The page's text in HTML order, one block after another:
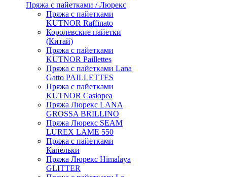
Пряжа с пайетками / Люрекс
Пряжа с пайетками
KUTNOR Raffinato
Королевские пайетки
(Китай)
Пряжа с пайетками
KUTNOR Paillettes
Пряжа с пайетками Lana
Gatto PAILLETTES
Пряжа с пайетками
KUTNOR Casiopea
Пряжа Люрекс LANA
GROSSA BRILLINO
Пряжа Люрекс SEAM
LUREX LAME 550
Пряжа с пайетками
Капельки
Пряжа Люрекс Himalaya
GLITTER